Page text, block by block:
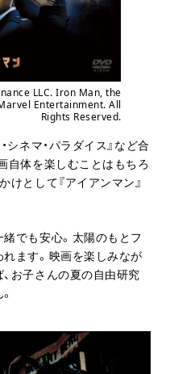
LLC. Iron Man, the
Entertainment. All
Rights Reserved.
シネマ・パラダイス』など合
自体を楽しむことはもちろ
けとして『アイアンマン』
でも安心。太陽のもとフ
ます。映画を楽しみなが
お子さんの夏の自由研究